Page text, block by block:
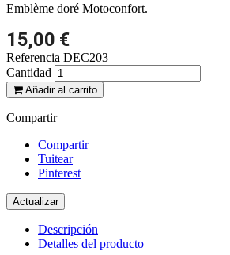
Emblème doré Motoconfort.
15,00 €
Referencia DEC203
Cantidad
Añadir al carrito
Compartir
Compartir
Tuitear
Pinterest
Descripción
Detalles del producto